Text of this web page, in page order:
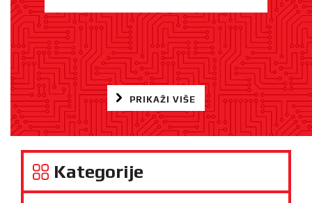
Kategorije
PRIKAŽI VIŠE